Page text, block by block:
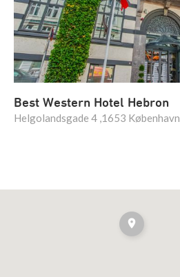
Best Western Hotel Hebron
Helgolandsgade 4 ,1653 København